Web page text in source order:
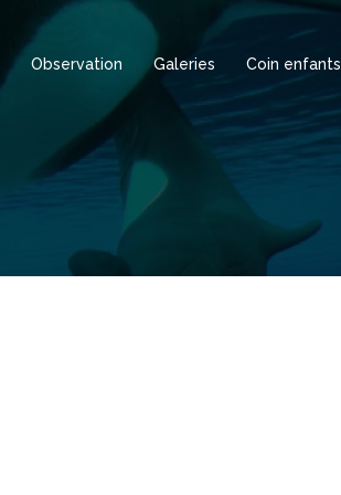
Observation Galeries
Coin enfants